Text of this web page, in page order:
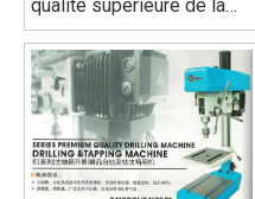
qualité supérieure de la
série B1 Z4125B1